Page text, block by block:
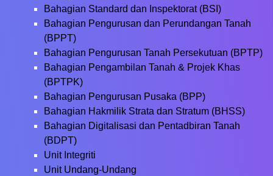
Bahagian Standard dan Inspektorat (BSI)
Bahagian Pengurusan dan Perundangan Tanah
(BPPT)
Bahagian Pengurusan Tanah Persekutuan (BPTP)
Bahagian Pengambilan Tanah & Projek Khas
(BPTPK)
Bahagian Pengurusan Pusaka (BPP)
Bahagian Hakmilik Strata dan Stratum (BHSS)
Bahagian Digitalisasi dan Pentadbiran Tanah
(BDPT)
Unit Integriti
Unit Undang-Undang